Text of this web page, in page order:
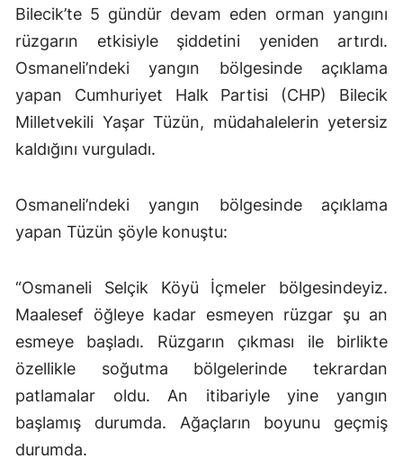
Bilecik’te 5 gündür devam eden orman yangını
rüzgarın etkisiyle şiddetini yeniden artırdı.
Osmaneli’ndeki yangın bölgesinde açıklama
yapan Cumhuriyet Halk Partisi (CHP) Bilecik
Milletvekili Yaşar Tüzün, müdahalelerin yetersiz
kaldığını vurguladı.
Osmaneli’ndeki yangın bölgesinde açıklama
yapan Tüzün şöyle konuştu:
“Osmaneli Selçik Köyü İçmeler bölgesindeyiz.
Maalesef öğleye kadar esmeyen rüzgar şu an
esmeye başladı. Rüzgarın çıkması ile birlikte
özellikle soğutma bölgelerinde tekrardan
patlamalar oldu. An itibariyle yine yangın
başlamış durumda. Ağaçların boyunu geçmiş
durumda.